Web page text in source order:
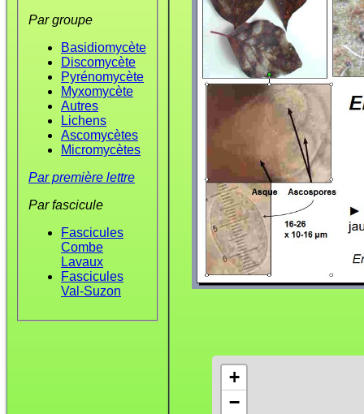
Par groupe
Basidiomycète
Discomycète
Pyrénomycète
Myxomycète
Autres
Lichens
Ascomycètes
Micromycètes
Par première lettre
Par fascicule
Fascicules
Combe
Lavaux
Fascicules
Val-Suzon
+
−